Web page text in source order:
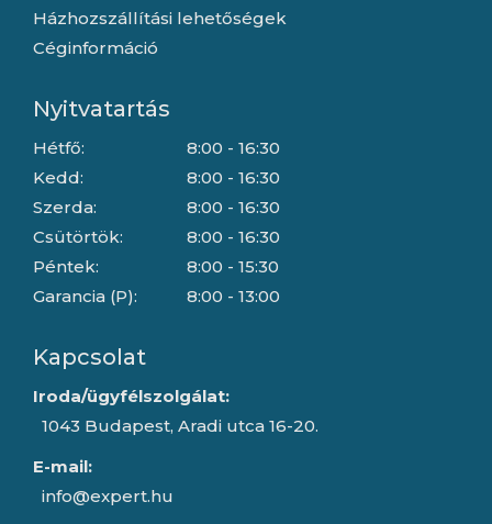
Házhozszállítási lehetőségek
Céginformáció
Nyitvatartás
Hétfő:
Kedd:
Szerda:
Csütörtök:
Péntek:
Garancia (P):
8:00 - 16:30
8:00 - 16:30
8:00 - 16:30
8:00 - 16:30
8:00 - 15:30
8:00 - 13:00
Kapcsolat
Iroda/ügyfélszolgálat:
1043 Budapest, Aradi utca 16-20.
E-mail:
info@expert.hu